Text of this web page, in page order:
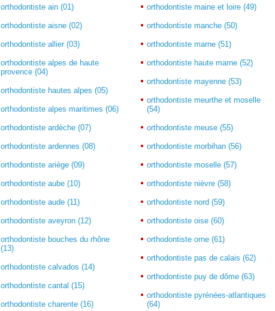
orthodontiste ain (01)
orthodontiste aisne (02)
orthodontiste allier (03)
orthodontiste alpes de haute
provence (04)
orthodontiste hautes alpes (05)
orthodontiste alpes maritimes (06)
orthodontiste ardèche (07)
orthodontiste ardennes (08)
orthodontiste ariège (09)
orthodontiste aube (10)
orthodontiste aude (11)
orthodontiste aveyron (12)
orthodontiste bouches du rhône
(13)
orthodontiste calvados (14)
orthodontiste cantal (15)
orthodontiste charente (16)
orthodontiste maine et loire (49)
orthodontiste manche (50)
orthodontiste marne (51)
orthodontiste haute marne (52)
orthodontiste mayenne (53)
orthodontiste meurthe et moselle
(54)
orthodontiste meuse (55)
orthodontiste morbihan (56)
orthodontiste moselle (57)
orthodontiste nièvre (58)
orthodontiste nord (59)
orthodontiste oise (60)
orthodontiste orne (61)
orthodontiste pas de calais (62)
orthodontiste puy de dôme (63)
orthodontiste pyrénées-atlantiques
(64)